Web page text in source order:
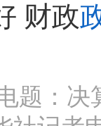
财政
题：